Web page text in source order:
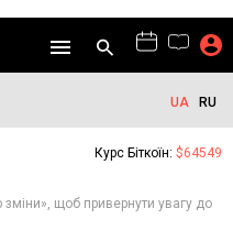
UA RU
Курс Біткоїн: $64549
щоб привернути увагу до